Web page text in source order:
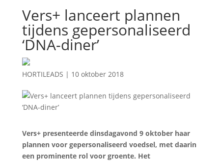
Vers+ lanceert plannen
tijdens gepersonaliseerd
‘DNA-diner’
HORTILEADS | 10 oktober 2018
Vers+ presenteerde dinsdagavond 9 oktober haar
plannen voor gepersonaliseerd voedsel, met daarin
een prominente rol voor groente. Het